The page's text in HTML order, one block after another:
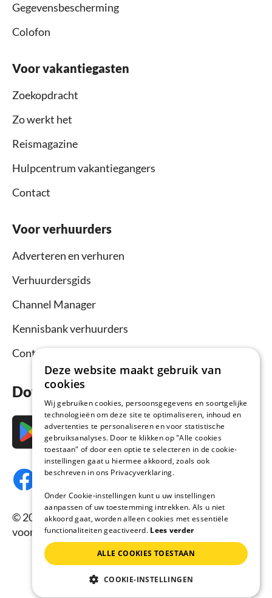
Gegevensbescherming
Colofon
Voor vakantiegasten
Zoekopdracht
Zo werkt het
Reismagazine
Hulpcentrum vakantiegangers
Contact
Voor verhuurders
Adverteren en verhuren
Verhuurdersgids
Channel Manager
Kennisbank verhuurders
Contact
Download nu de app
© 2026 Vakantiehuisnu.nl, Alle rechten
voorbehouden.
Deze website maakt gebruik van
cookies
Wij gebruiken cookies, persoonsgegevens en soortgelijke
technologieën om deze site te optimaliseren, inhoud en
advertenties te personaliseren en voor statistische
gebruiksanalyses. Door te klikken op "Alle cookies
toestaan" of door een optie te selecteren in de cookie-
instellingen gaat u hiermee akkoord, zoals ook
beschreven in ons Privacyverklaring.
Onder Cookie-instellingen kunt u uw instellingen
aanpassen of uw toestemming intrekken. Als u niet
akkoord gaat, worden alleen cookies met essentiële
functionaliteiten geactiveerd. Lees verder
ALLE COOKIES TOESTAAN
COOKIE-INSTELLINGEN